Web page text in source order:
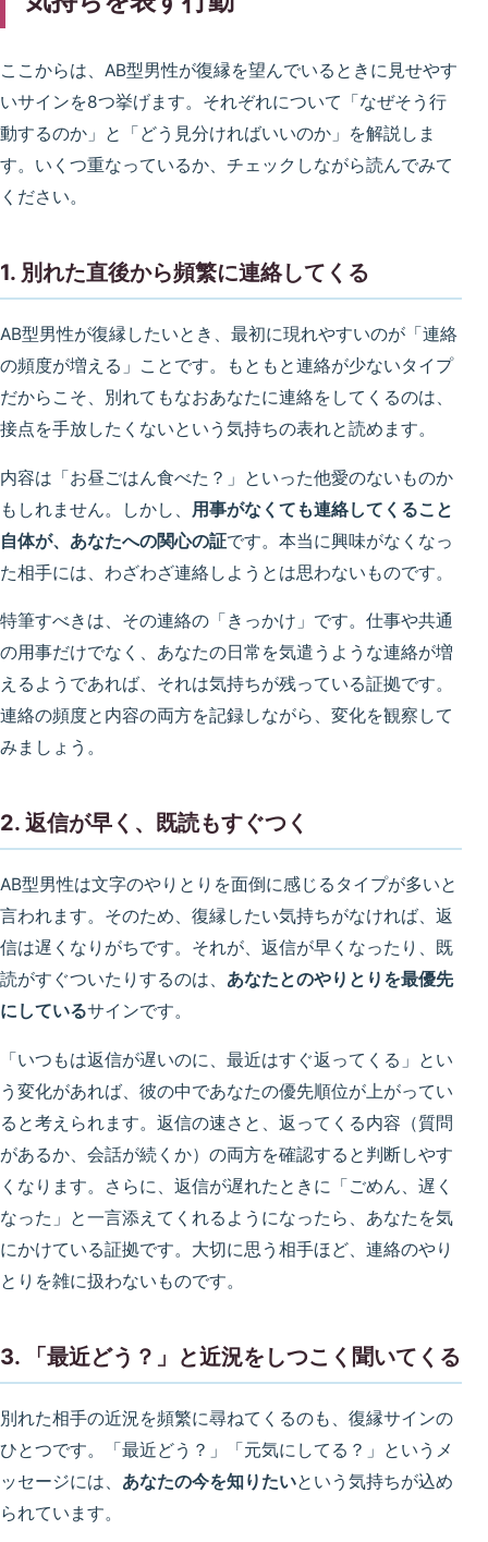
ここからは、AB型男性が復縁を望んでいるときに見せやす
いサインを8つ挙げます。それぞれについて「なぜそう行
動するのか」と「どう見分ければいいのか」を解説しま
す。いくつ重なっているか、チェックしながら読んでみて
ください。
1. 別れた直後から頻繁に連絡してくる
AB型男性が復縁したいとき、最初に現れやすいのが「連絡
の頻度が増える」ことです。もともと連絡が少ないタイプ
だからこそ、別れてもなおあなたに連絡をしてくるのは、
接点を手放したくないという気持ちの表れと読めます。
内容は「お昼ごはん食べた？」といった他愛のないものか
もしれません。しかし、
用事がなくても連絡してくること
自体が、あなたへの関心の証です。本当に興味がなくなっ
た相手には、わざわざ連絡しようとは思わないものです。
特筆すべきは、その連絡の「きっかけ」です。仕事や共通
の用事だけでなく、あなたの日常を気遣うような連絡が増
えるようであれば、それは気持ちが残っている証拠です。
連絡の頻度と内容の両方を記録しながら、変化を観察して
みましょう。
2. 返信が早く、既読もすぐつく
AB型男性は文字のやりとりを面倒に感じるタイプが多いと
言われます。そのため、復縁したい気持ちがなければ、返
信は遅くなりがちです。それが、返信が早くなったり、既
読がすぐついたりするのは、 あなたとのやりとりを最優先
にしているサインです。
「いつもは返信が遅いのに、最近はすぐ返ってくる」とい
う変化があれば、彼の中であなたの優先順位が上がってい
ると考えられます。返信の速さと、返ってくる内容（質問
があるか、会話が続くか）の両方を確認すると判断しやす
くなります。さらに、返信が遅れたときに「ごめん、遅く
なった」と一言添えてくれるようになったら、あなたを気
にかけている証拠です。大切に思う相手ほど、連絡のやり
とりを雑に扱わないものです。
3. 「最近どう？」と近況をしつこく聞いてくる
別れた相手の近況を頻繁に尋ねてくるのも、復縁サインの
ひとつです。「最近どう？」「元気にしてる？」というメ
ッセージには、 あなたの今を知りたいという気持ちが込め
られています。